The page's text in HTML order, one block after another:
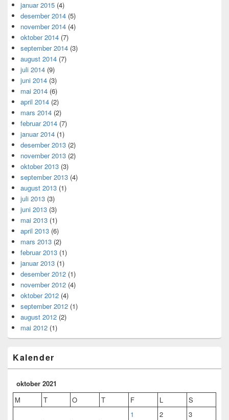
januar 2015 (4)
desember 2014 (5)
november 2014 (4)
oktober 2014 (7)
september 2014 (3)
august 2014 (7)
juli 2014 (9)
juni 2014 (3)
mai 2014 (6)
april 2014 (2)
mars 2014 (2)
februar 2014 (7)
januar 2014 (1)
desember 2013 (2)
november 2013 (2)
oktober 2013 (3)
september 2013 (4)
august 2013 (1)
juli 2013 (3)
juni 2013 (3)
mai 2013 (1)
april 2013 (6)
mars 2013 (2)
februar 2013 (1)
januar 2013 (1)
desember 2012 (1)
november 2012 (4)
oktober 2012 (4)
september 2012 (1)
august 2012 (2)
mai 2012 (1)
Kalender
oktober 2021
M
T O T F L
S
1
2
3